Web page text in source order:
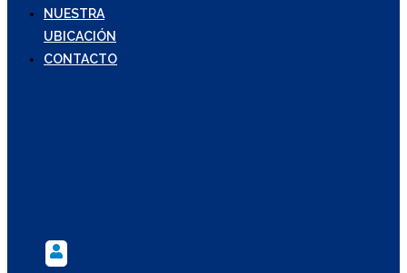
NUESTRA
UBICACIÓN
CONTACTO